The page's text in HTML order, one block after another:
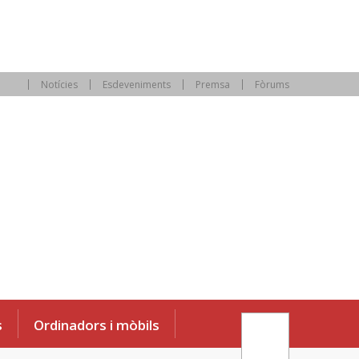
Notícies Esdeveniments Premsa Fòrums
Ordinadors i mòbils